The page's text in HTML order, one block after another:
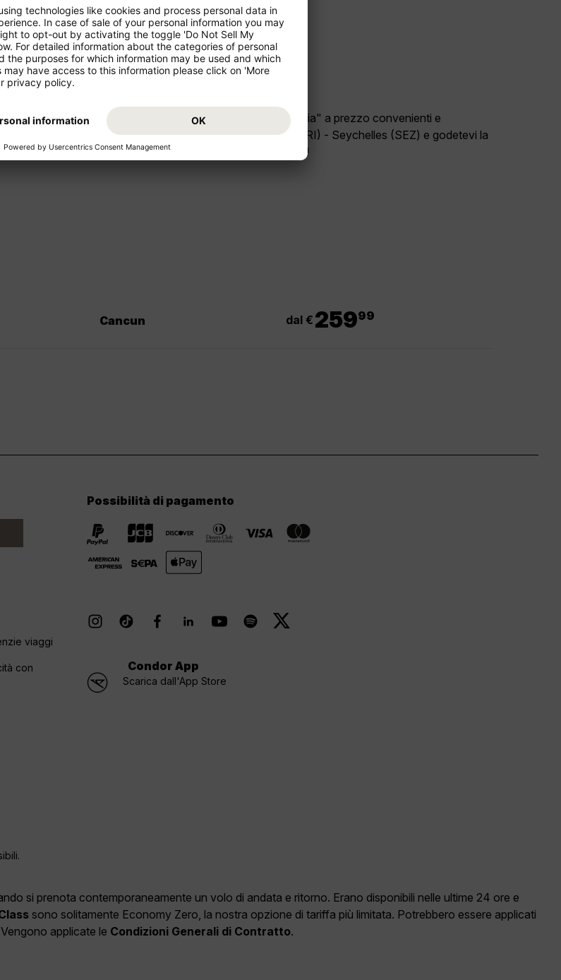
offerte di
Partite per le vacanze dal vostro paese "Italia" a prezzo convenienti e
comodamente. Prenotate ora il volo Bari (BRI) - Seychelles (SEZ) e godetevi la
vostra destinazione di viaggio "Seychelles"!
Cancun dal € 25999
Possibilità di pagamento
viaggi
con
Condor App
Scarica dall'App Store
si prenota contemporaneamente un volo di andata e ritorno. Erano disponibili nelle ultime 24 ore e
sono solitamente Economy Zero, la nostra opzione di tariffa più limitata. Potrebbero essere applicati
applicate le Condizioni Generali di Contratto.